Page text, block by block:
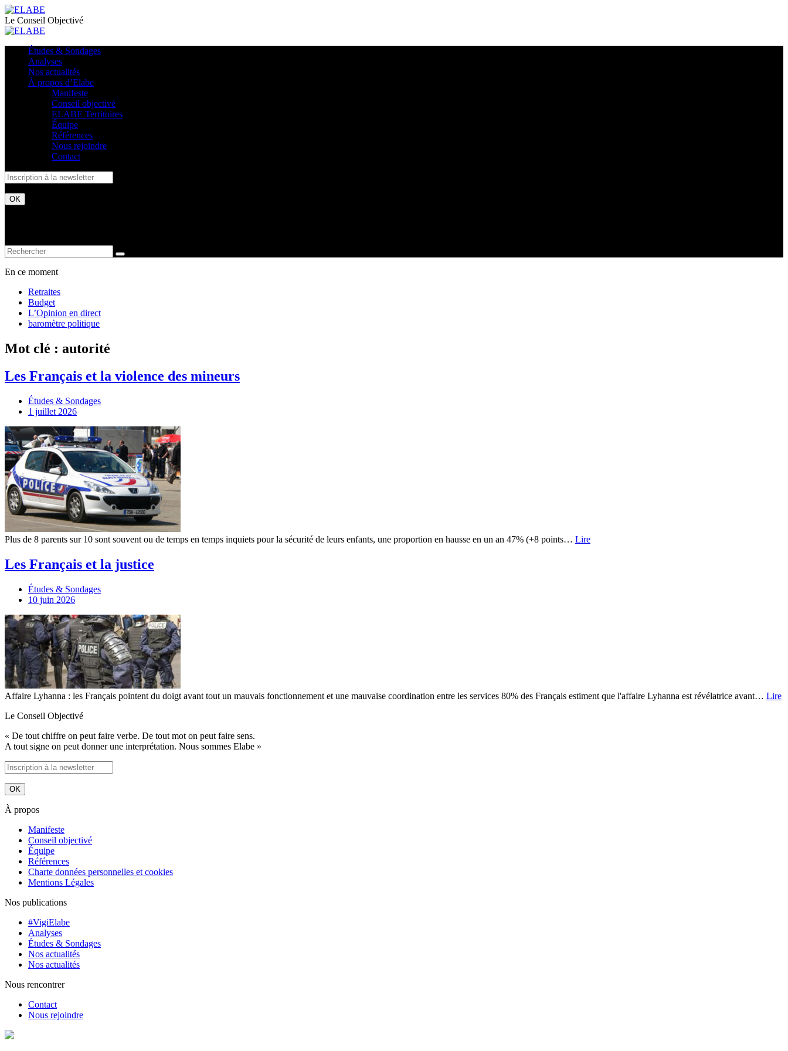
Le Conseil Objectivé
Études & Sondages
Analyses
Nos actualités
À propos d’Elabe
Manifeste
Conseil objectivé
ELABE Territoires
Équipe
Références
Nous rejoindre
Contact
En ce moment
Retraites
Budget
L’Opinion en direct
baromètre politique
Mot clé : autorité
Les Français et la violence des mineurs
Études & Sondages
1 juillet 2026
Plus de 8 parents sur 10 sont souvent ou de temps en temps inquiets pour la sécurité de leurs enfants, une proportion en hausse en un an 47% (+8 points… Lire
Les Français et la justice
Études & Sondages
10 juin 2026
Affaire Lyhanna : les Français pointent du doigt avant tout un mauvais fonctionnement et une mauvaise coordination entre les services 80% des Français estiment que l'affaire Lyhanna est révélatrice avant… Lire
Le Conseil Objectivé
« De tout chiffre on peut faire verbe. De tout mot on peut faire sens.
A tout signe on peut donner une interprétation. Nous sommes Elabe »
À propos
Manifeste
Conseil objectivé
Équipe
Références
Charte données personnelles et cookies
Mentions Légales
Nos publications
#VigiElabe
Analyses
Études & Sondages
Nos actualités
Nos actualités
Nous rencontrer
Contact
Nous rejoindre